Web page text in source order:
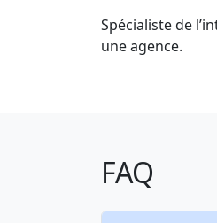
Spécialiste de
une agence.
FAQ